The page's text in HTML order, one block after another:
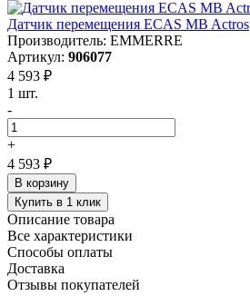
Датчик перемещения ECAS MB Actros
Производитель: EMMERRE
Артикул: 906077
4 593 ₽
1 шт.
-
+
4 593 ₽
В корзину
Купить в 1 клик
Описание товара
Все характеристики
Способы оплаты
Доставка
Отзывы покупателей